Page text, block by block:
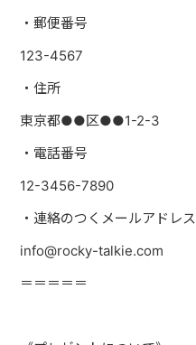
・郵便番号
123-4567
・住所
東京都●●区●●1-2-3
・電話番号
12-3456-7890
・連絡のつくメールアドレス
info@rocky-talkie.com
＝＝＝＝＝